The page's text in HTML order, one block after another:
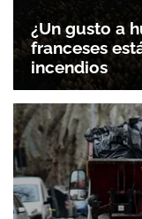
¿Un gusto a
franceses
incendios